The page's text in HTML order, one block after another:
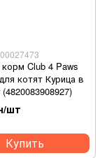
Club 4 Paws
котят Курица в
(4820083908927)
шт
Купить